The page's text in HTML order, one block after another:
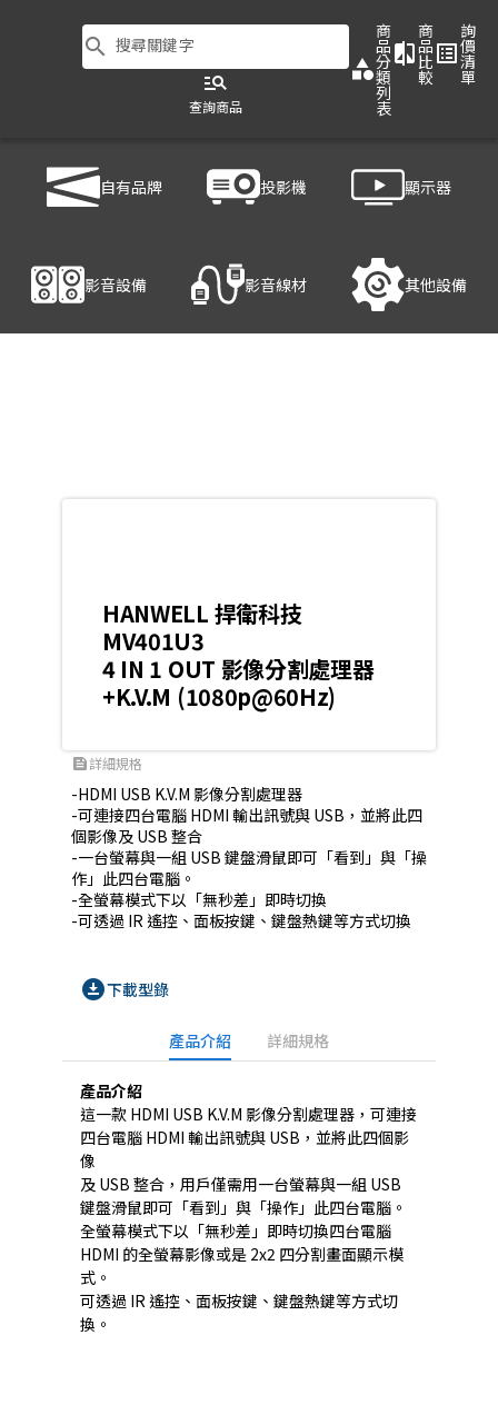
search 搜尋關鍵字
manage_search
查詢商品
category
商
品
分
類
列
表
compare
商
品
比
較
list_alt
詢
價
清
單
自有品牌 投影機 顯示器
影音設備 影音線材 其他設備
HANWELL 捍衛科技 MV401U3
HANWELL 捍衛科技
MV401U3
4 IN 1 OUT 影像分割處理器
+K.V.M (1080p@60Hz)
feed詳細規格
-HDMI USB K.V.M 影像分割處理器
-可連接四台電腦 HDMI 輸出訊號與 USB，並將此四
個影像及 USB 整合
-一台螢幕與一組 USB 鍵盤滑鼠即可「看到」與「操
作」此四台電腦。
-全螢幕模式下以「無秒差」即時切換
-可透過 IR 遙控、面板按鍵、鍵盤熱鍵等方式切換
download_for_offline下載型錄
產品介紹 詳細規格
產品介紹
這一款 HDMI USB K.V.M 影像分割處理器，可連接
四台電腦 HDMI 輸出訊號與 USB，並將此四個影
像
及 USB 整合，用戶僅需用一台螢幕與一組 USB
鍵盤滑鼠即可「看到」與「操作」此四台電腦。
全螢幕模式下以「無秒差」即時切換四台電腦
HDMI 的全螢幕影像或是 2x2 四分割畫面顯示模
式。
可透過 IR 遙控、面板按鍵、鍵盤熱鍵等方式切
換。